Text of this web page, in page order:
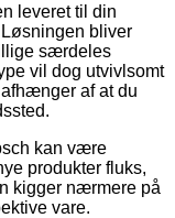
leveret til din
bliver
særdeles
vil dog utvivlsomt
af at du
kan være
produkter fluks,
kigger nærmere på
vare.